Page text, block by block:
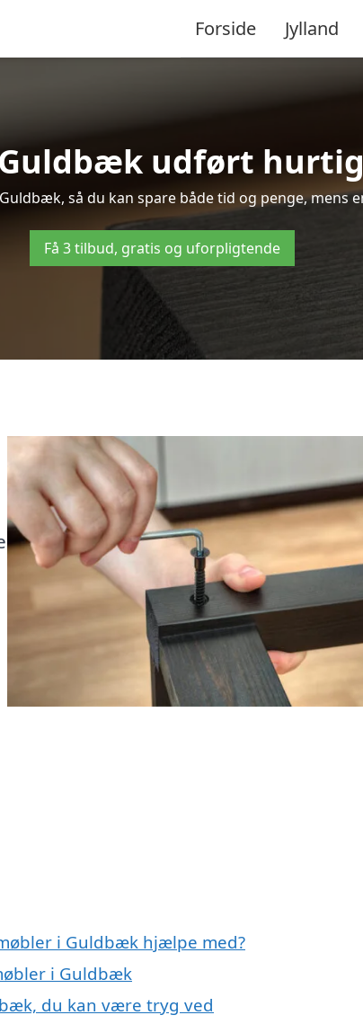
Forside Jylland
udført
så du kan spare både tid og penge, mens
Få 3 tilbud, gratis og uforpligtende
i Guldbæk hjælpe med?
i Guldbæk
du kan være tryg ved